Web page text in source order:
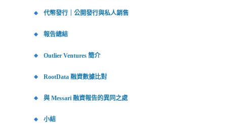
代幣發行｜公開發行與私人銷售
報告總結
Outlier Ventures 簡介
RootData 融資數據比對
與 Messari 融資報告的異同之處
小結